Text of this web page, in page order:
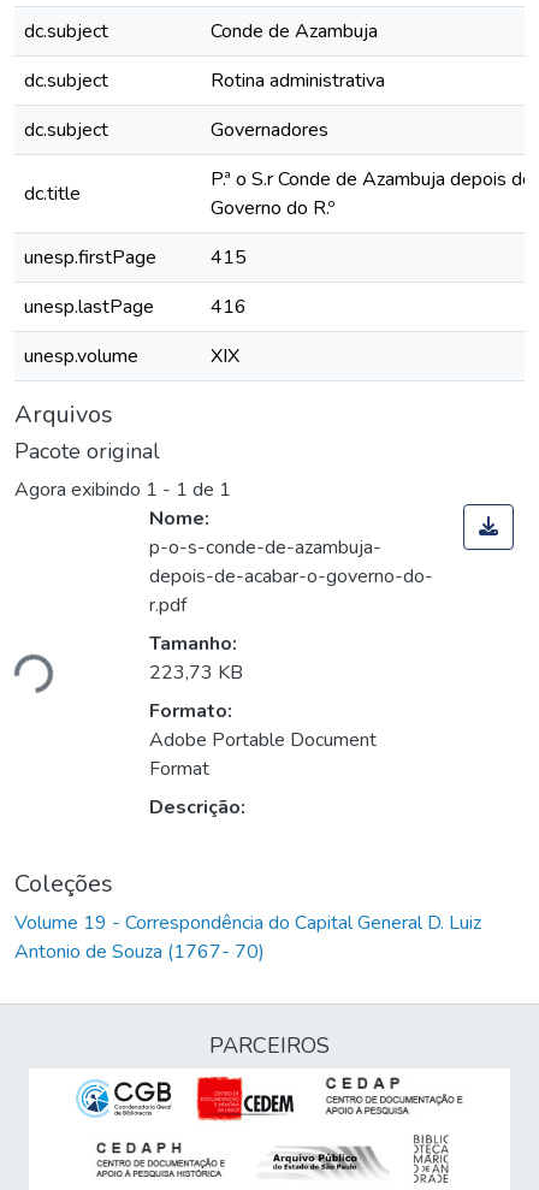
dc.subject
Conde de Azambuja
dc.subject
Rotina administrativa
dc.subject
Governadores
dc.title
P.ª o S.r Conde de Azambuja depois de
Governo do R.º
unesp.firstPage
415
unesp.lastPage
416
unesp.volume
XIX
Arquivos
Pacote original
Agora exibindo 1 - 1 de 1
Nome:
p-o-s-conde-de-azambuja-
depois-de-acabar-o-governo-do-
r.pdf
Tamanho:
223,73 KB
Formato:
Adobe Portable Document
Format
Descrição:
Coleções
Volume 19 - Correspondência do Capital General D. Luiz
Antonio de Souza (1767- 70)
PARCEIROS